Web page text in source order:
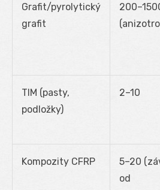
Grafit/pyrolytický
grafit
TIM (pasty,
podložky)
2–10
Kompozity CFRP
5–20
od